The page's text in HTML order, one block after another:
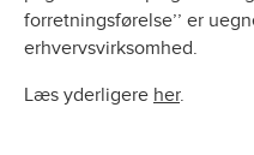
forretningsførelse’’ er
erhvervsvirksomhed.
Læs yderligere her.